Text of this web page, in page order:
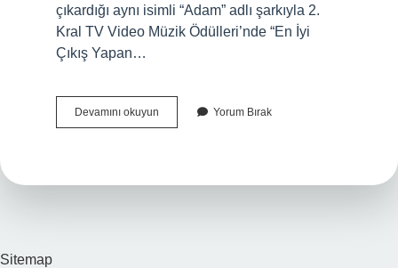
çıkardığı aynı isimli “Adam” adlı şarkıyla 2.
Kral TV Video Müzik Ödülleri’nde “En İyi
Çıkış Yapan…
Devamını okuyun
Alaş
Yorum Bırak
Sitemap